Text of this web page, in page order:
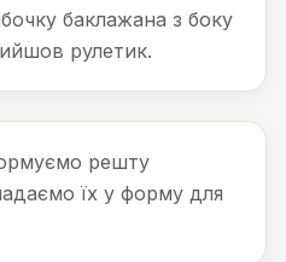
баклажана з боку
рулетик.
решту
їх у форму для